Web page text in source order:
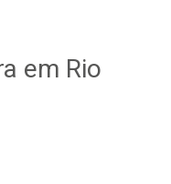
em Rio